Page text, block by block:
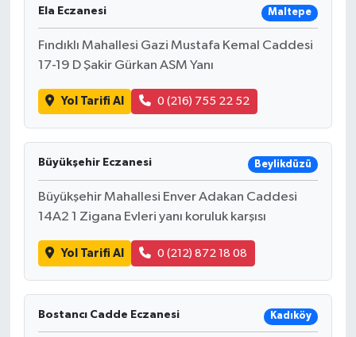
Ela Eczanesi Maltepe
Fındıklı Mahallesi Gazi Mustafa Kemal Caddesi
17-19 D Şakir Gürkan ASM Yanı
Yol Tarifi Al 0 (216) 755 22 52
Büyükşehir Eczanesi Beylikdüzü
Büyükşehir Mahallesi Enver Adakan Caddesi
14A2 1 Zigana Evleri yanı koruluk karşısı
Yol Tarifi Al 0 (212) 872 18 08
Bostancı Cadde Eczanesi Kadıköy